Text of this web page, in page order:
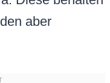
aber